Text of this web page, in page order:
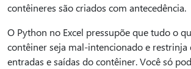
contêineres são criados com antecedência.
O Python no Excel pressupõe que tudo o
contêiner seja mal-intencionado e restrinja
entradas e saídas do contêiner. Você só